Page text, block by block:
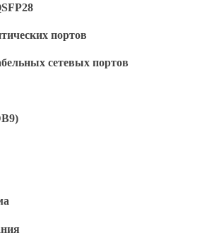
портов
сетевых портов